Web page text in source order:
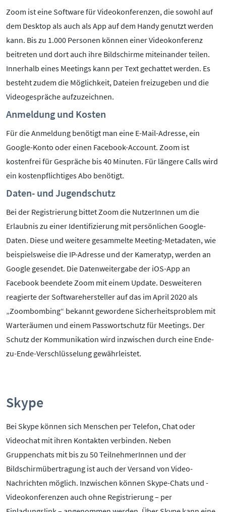
Zoom ist eine Software für Videokonferenzen, die sowohl auf
dem Desktop als auch als App auf dem Handy genutzt werden
kann. Bis zu 1.000 Personen können einer Videokonferenz
beitreten und dort auch ihre Bildschirme miteinander teilen.
Innerhalb eines Meetings kann per Text gechattet werden. Es
besteht zudem die Möglichkeit, Dateien freizugeben und die
Videogespräche aufzuzeichnen.
Anmeldung und Kosten
Für die Anmeldung benötigt man eine E-Mail-Adresse, ein
Google-Konto oder einen Facebook-Account. Zoom ist
kostenfrei für Gespräche bis 40 Minuten. Für längere Calls wird
ein kostenpflichtiges Abo benötigt.
Daten- und Jugendschutz
Bei der Registrierung bittet Zoom die NutzerInnen um die
Erlaubnis zu einer Identifizierung mit persönlichen Google-
Daten. Diese und weitere gesammelte Meeting-Metadaten, wie
beispielsweise die IP-Adresse und der Kameratyp, werden an
Google gesendet. Die Datenweitergabe der iOS-App an
Facebook beendete Zoom mit einem Update. Desweiteren
reagierte der Softwarehersteller auf das im April 2020 als
„Zoombombing“ bekannt gewordene Sicherheitsproblem mit
Warteräumen und einem Passwortschutz für Meetings. Der
Schutz der Kommunikation wird inzwischen durch eine Ende-
zu-Ende-Verschlüsselung gewährleistet.
Skype
Bei Skype können sich Menschen per Telefon, Chat oder
Videochat mit ihren Kontakten verbinden. Neben
Gruppenchats mit bis zu 50 TeilnehmerInnen und der
Bildschirmübertragung ist auch der Versand von Video-
Nachrichten möglich. Inzwischen können Skype-Chats und -
Videokonferenzen auch ohne Registrierung – per